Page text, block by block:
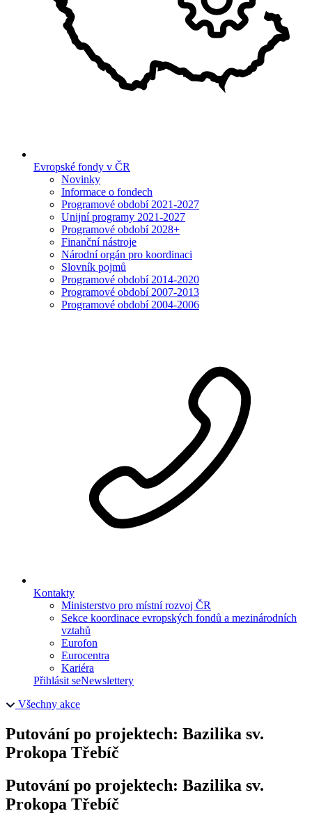
Evropské fondy v ČR
Novinky
Informace o fondech
Programové období 2021-2027
Unijní programy 2021-2027
Programové období 2028+
Finanční nástroje
Národní orgán pro koordinaci
Slovník pojmů
Programové období 2014-2020
Programové období 2007-2013
Programové období 2004-2006
Kontakty
Ministerstvo pro místní rozvoj ČR
Sekce koordinace evropských fondů a mezinárodních
vztahů
Eurofon
Eurocentra
Kariéra
Přihlásit seNewslettery
Všechny akce
Putování po projektech: Bazilika sv.
Prokopa Třebíč
Putování po projektech: Bazilika sv.
Prokopa Třebíč